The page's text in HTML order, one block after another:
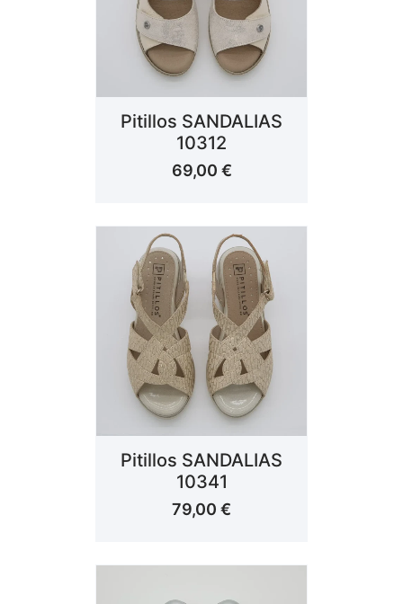
Pitillos SANDALIAS
10312
69,00 €
Pitillos SANDALIAS
10341
79,00 €